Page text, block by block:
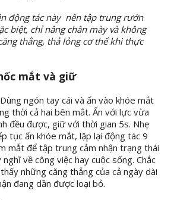
động tác này nên tập trung rướn
biệt, chỉ nâng chân mày và không
thẳng, thả lỏng cơ thể khi thực
mắt và giữ
ngón tay cái và ấn vào khóe mắt
thời cả hai bên mắt. Ấn với lực vừa
đều được, giữ với thời gian 5s. Nhẹ
tục ấn khóe mắt, lặp lại động tác 9
mắt để tập trung cảm nhận trạng thái
về công việc hay cuộc sống. Chắc
những căng thẳng của cả ngày dài
đang dần được loại bỏ.